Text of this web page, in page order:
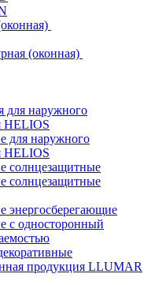
(оконная)
для наружного
HELIOS
для наружного
HELIOS
солнцезащитные
солнцезащитные
энергосберегающие
с односторонный
продукция LLUMAR